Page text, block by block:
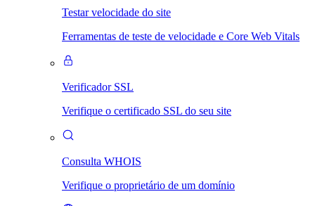
Testar velocidade do site
Ferramentas de teste de velocidade e Core Web Vitals
Verificador SSL
Verifique o certificado SSL do seu site
Consulta WHOIS
Verifique o proprietário de um domínio